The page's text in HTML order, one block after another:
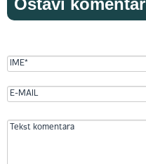
Ostavi komentar